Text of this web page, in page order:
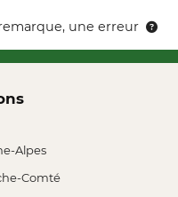
une erreur
Alpes
Comté